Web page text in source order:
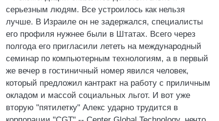
серьезным людям. Все устроилось как нельзя
лучше. В Израиле он не задержался, специалисты
его профиля нужнее были в Штатах. Всего через
полгода его пригласили лететь на международный
семинар по компьютерным технологиям, а в первый
же вечер в гостиничный номер явился человек,
который предложил кантракт на работу с приличным
окладом и массой социальных льгот. И вот уже
вторую "пятилетку" Алекс ударно трудится в